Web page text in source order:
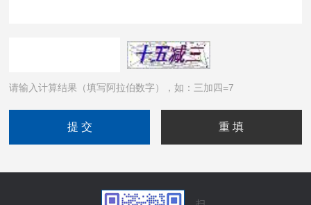
请输入计算结果（填写阿拉伯数字），如：三加四=7